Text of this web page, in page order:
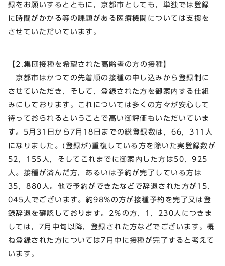
録をお願いするとともに，京都市としても，単独では登録
に時間がかかる等の課題がある医療機関については支援を
させていただいています。
【2.集団接種を希望された高齢者の方の接種】
京都市はかつての先着順の接種の申し込みから登録制に
させていただき，そして，登録された方を御案内する仕組
みにしております。これについては多くの方々が安心して
待っておられるということで高い御評価もいただいていま
す。5月31日から7月18日までの総登録数は，66，311人
になりました。(登録が)重複している方を除いた実登録数が
52，155人，そしてこれまでに御案内した方は50，925
人。接種が済んだ方，あるいは予約が完了している方は
35，880人。他で予約ができたなどで辞退された方が15，
045人でございます。約98%の方が接種予約を完了又は登
録辞退を確認しております。2％の方，1，230人につきま
しては，7月中旬以降，登録された方などでございます。概
ね登録された方については7月中に接種が完了すると考えて
います。